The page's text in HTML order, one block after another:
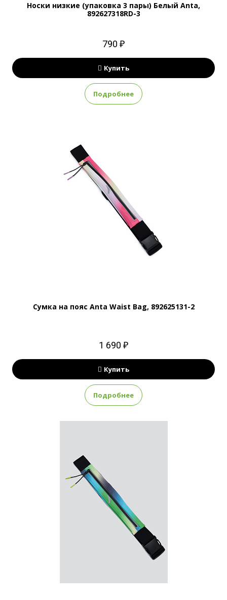
Носки низкие (упаковка 3 пары) Белый Anta,
892627318RD-3
790 ₽
Купить
Подробнее
Сумка на пояс Anta Waist Bag, 892625131-2
1 690 ₽
Купить
Подробнее